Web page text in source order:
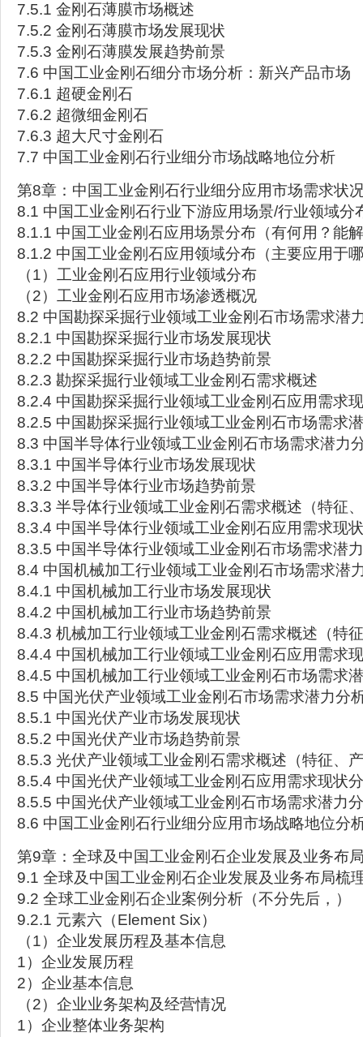
7.5.1 金刚石薄膜市场概述
7.5.2 金刚石薄膜市场发展现状
7.5.3 金刚石薄膜发展趋势前景
7.6 中国工业金刚石细分市场分析：新兴产品市场
7.6.1 超硬金刚石
7.6.2 超微细金刚石
7.6.3 超大尺寸金刚石
7.7 中国工业金刚石行业细分市场战略地位分析
第8章：中国工业金刚石行业细分应用市场需求状
8.1 中国工业金刚石行业下游应用场景/行业领域分
8.1.1 中国工业金刚石应用场景分布（有何用？能
8.1.2 中国工业金刚石应用领域分布（主要应用于
（1）工业金刚石应用行业领域分布
（2）工业金刚石应用市场渗透概况
8.2 中国勘探采掘行业领域工业金刚石市场需求潜
8.2.1 中国勘探采掘行业市场发展现状
8.2.2 中国勘探采掘行业市场趋势前景
8.2.3 勘探采掘行业领域工业金刚石需求概述
8.2.4 中国勘探采掘行业领域工业金刚石应用需求
8.2.5 中国勘探采掘行业领域工业金刚石市场需求
8.3 中国半导体行业领域工业金刚石市场需求潜力
8.3.1 中国半导体行业市场发展现状
8.3.2 中国半导体行业市场趋势前景
8.3.3 半导体行业领域工业金刚石需求概述（特征
8.3.4 中国半导体行业领域工业金刚石应用需求现
8.3.5 中国半导体行业领域工业金刚石市场需求潜
8.4 中国机械加工行业领域工业金刚石市场需求潜
8.4.1 中国机械加工行业市场发展现状
8.4.2 中国机械加工行业市场趋势前景
8.4.3 机械加工行业领域工业金刚石需求概述（特
8.4.4 中国机械加工行业领域工业金刚石应用需求
8.4.5 中国机械加工行业领域工业金刚石市场需求
8.5 中国光伏产业领域工业金刚石市场需求潜力分
8.5.1 中国光伏产业市场发展现状
8.5.2 中国光伏产业市场趋势前景
8.5.3 光伏产业领域工业金刚石需求概述（特征、
8.5.4 中国光伏产业领域工业金刚石应用需求现状
8.5.5 中国光伏产业领域工业金刚石市场需求潜力
8.6 中国工业金刚石行业细分应用市场战略地位分
第9章：全球及中国工业金刚石企业发展及业务布
9.1 全球及中国工业金刚石企业发展及业务布局梳
9.2 全球工业金刚石企业案例分析（不分先后，）
9.2.1 元素六（Element Six）
（1）企业发展历程及基本信息
1）企业发展历程
2）企业基本信息
（2）企业业务架构及经营情况
1）企业整体业务架构